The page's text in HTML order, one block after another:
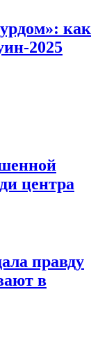
как
2025
центра
правду
в